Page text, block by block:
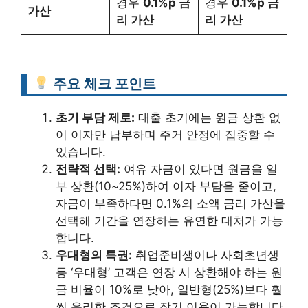
가산
경우 0.1%p 금
리 가산
경우 0.1%p 금
리 가산
주요 체크 포인트
초기 부담 제로: 대출 초기에는 원금 상환 없
이 이자만 납부하며 주거 안정에 집중할 수
있습니다.
전략적 선택: 여유 자금이 있다면 원금을 일
부 상환(10~25%)하여 이자 부담을 줄이고,
자금이 부족하다면 0.1%의 소액 금리 가산을
선택해 기간을 연장하는 유연한 대처가 가능
합니다.
우대형의 특권: 취업준비생이나 사회초년생
등 ‘우대형’ 고객은 연장 시 상환해야 하는 원
금 비율이 10%로 낮아, 일반형(25%)보다 훨